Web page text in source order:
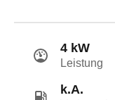
4 kW
Leistung
k.A.